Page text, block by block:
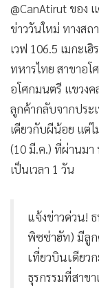
• หุ้น
• อินโดจีน
• กองทุนรวม
• Celeb Online
Factcheck
• ญี่ปุ่น
• News1
• Gotomanager
@CanAtirut ของ
ข่าววันใหม่ ทางส
เวฟ 106.5 เมกะเ
ทหารไทย สาขาอ
อโศกมนตรี แขวงค
ลูกค้ากลับจากประ
เดียวกับผีน้อย แต่ไ
(10 มี.ค.) ที่ผ่านมา
เป็นเวลา 1 วัน
แจ้งข่าวด่วน!
พิซซ่าฮัท) มีลู
เที่ยวบินเดียว
ธุรกรรมที่สาข